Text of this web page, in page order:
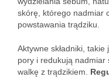
skórę, którego nadmiar
powstawania trądziku.
Aktywne składniki, takie
pory i redukują nadmiar
walkę z trądzikiem.